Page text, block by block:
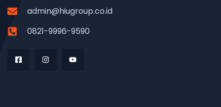
admin@hiugroup.co.id
0821-9996-9590